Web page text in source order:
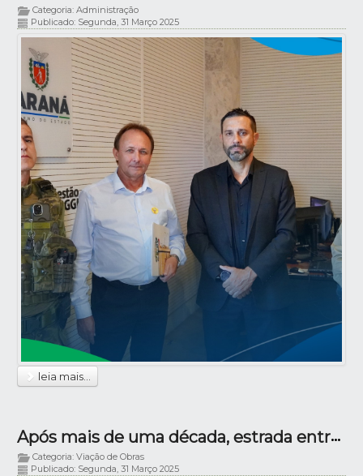
Categoria: Administração
Publicado: Segunda, 31 Março 2025
leia mais...
Após mais de uma década, estrada entre a cidade e Santo Antônio do Siemes começa a receber melhorias
Categoria: Viação de Obras
Publicado: Segunda, 31 Março 2025